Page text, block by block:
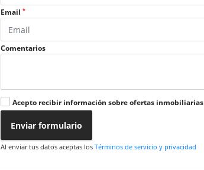
Email*
Comentarios
Acepto recibir información sobre ofertas inmobiliarias
Enviar formulario
Al enviar tus datos aceptas losTérminos de servicio y privacidad